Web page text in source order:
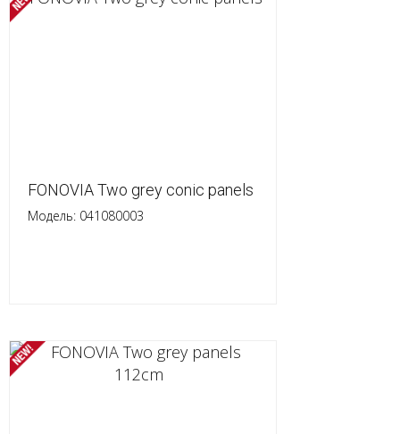
FONOVIA Two grey conic panels
Модель: 041080003